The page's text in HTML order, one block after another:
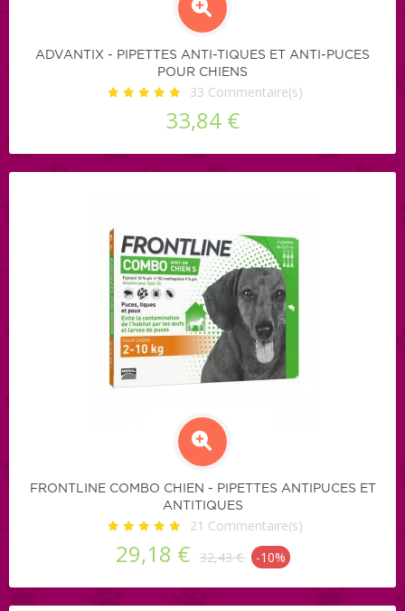
ADVANTIX - PIPETTES ANTI-TIQUES ET ANTI-PUCES
POUR CHIENS
33 Commentaire(s)
33,84 €
FRONTLINE COMBO CHIEN - PIPETTES ANTIPUCES ET
ANTITIQUES
21 Commentaire(s)
29,18 € 32,43 € -10%